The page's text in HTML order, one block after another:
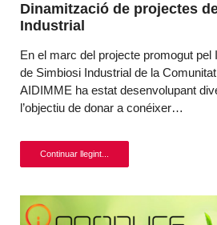
Dinamització de projectes
Industrial
En el marc del projecte promogut pel
de Simbiosi Industrial de la
AIDIMME ha estat desenvolupant
l’objectiu de donar a conéixer…
Continuar llegint...